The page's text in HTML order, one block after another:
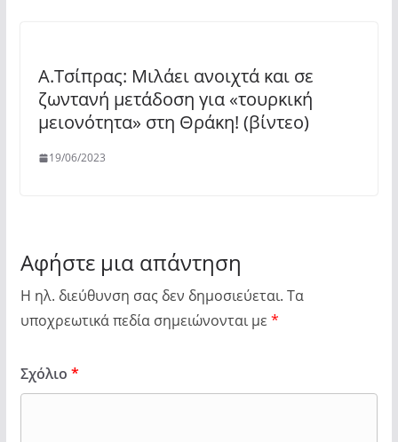
Α.Τσίπρας: Μιλάει ανοιχτά και σε
ζωντανή μετάδοση για «τουρκική
μειονότητα» στη Θράκη! (βίντεο)
19/06/2023
Αφήστε μια απάντηση
Η ηλ. διεύθυνση σας δεν δημοσιεύεται. Τα
υποχρεωτικά πεδία σημειώνονται με *
Σχόλιο *